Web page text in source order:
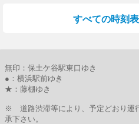
すべての時刻
無印：保土ケ谷駅東口ゆき
●：横浜駅前ゆき
★：藤棚ゆき
※ 道路渋滞等により、予定どおり運
承下さい。